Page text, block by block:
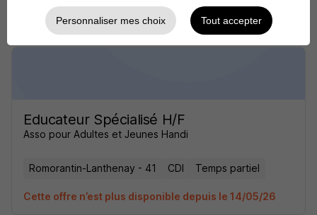
Cette offre n’est plus disponible depuis le 11/05/26
Educateur Spécialisé H/F
Asso pour Adultes et Jeunes Handi
Romorantin-Lanthenay - 41 CDI Temps partiel
Cette offre n’est plus disponible depuis le 14/05/26
Personnaliser mes choix Tout accepter